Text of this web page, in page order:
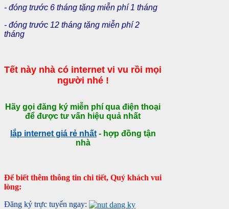
- đóng trước 6 tháng tặng miễn phí 1 tháng
- đóng trước 12 tháng tặng miễn phí 2
tháng
Tết này nhà có internet vi vu rồi mọi
người nhé !
Hãy gọi đăng ký miễn phí qua điện thoại
để được tư vấn hiệu quả nhất
lắp internet giá rẻ nhất- hợp đồng tận
nhà
Để biết thêm thông tin chi tiết, Quý khách vui
lòng:
Đăng ký trực tuyến ngay: